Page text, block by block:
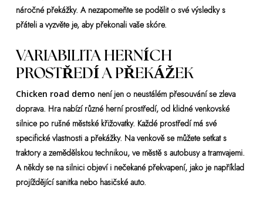
náročné překážky. A nezapomeňte se podělit o své výsledky s
přáteli a vyzvěte je, aby překonali vaše skóre.
VARIABILITA HERNÍCH
PROSTŘEDÍ A PŘEKÁŽEK
Chicken road demo není jen o neustálém přesouvání se zleva
doprava. Hra nabízí různé herní prostředí, od klidné venkovské
silnice po rušné městské křižovatky. Každé prostředí má své
specifické vlastnosti a překážky. Na venkově se můžete setkat s
traktory a zemědělskou technikou, ve městě s autobusy a tramvajemi.
A někdy se na silnici objeví i nečekané překvapení, jako je například
projíždějící sanitka nebo hasičské auto.